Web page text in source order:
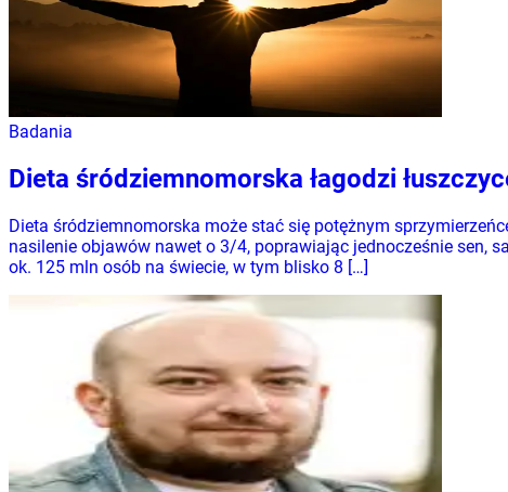
Badania
Dieta śródziemnomorska łagodzi
Dieta śródziemnomorska może stać się potężnym
nasilenie objawów nawet o 3/4, poprawiając jednocześnie sen,
ok. 125 mln osób na świecie, w tym blisko 8 […]